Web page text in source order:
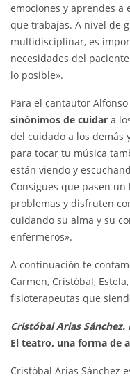
emociones y aprendes a
que trabajas. A nivel de
multidisciplinar, es
necesidades del
lo posible».
Para el cantautor
sinónimos de cuidar a
del cuidado a los demás
para tocar tu música
están viendo y
Consigues que pasen
problemas y disfruten
cuidando su alma y su
enfermeros».
A continuación te
Carmen, Cristóbal,
fisioterapeutas que
Cristóbal Arias
El teatro, una forma de
Cristóbal Arias Sánchez